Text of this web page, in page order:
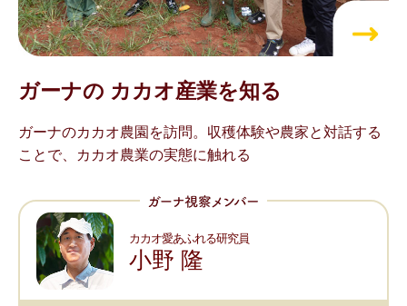
ガーナの カカオ産業を知る
ガーナのカカオ農園を訪問。収穫体験や農家と対話する
ことで、カカオ農業の実態に触れる
カカオ愛あふれる研究員
小野 隆